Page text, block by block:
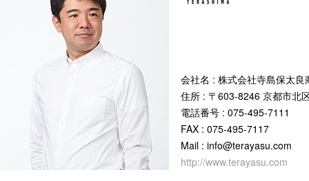
会社名 : 株式会社寺島保太良
住所 : 〒603-8246 京都市北
電話番号 : 075-495-7111
FAX : 075-495-7117
Mail : info@terayasu.com
http://www.terayasu.com